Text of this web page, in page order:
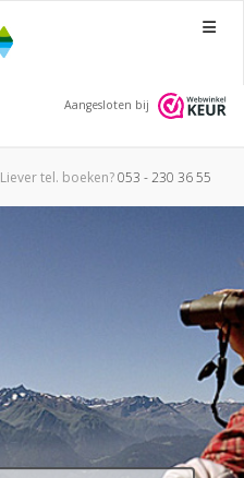
Menu
Aangesloten bij
Liever tel. boeken?053 - 230 36 55